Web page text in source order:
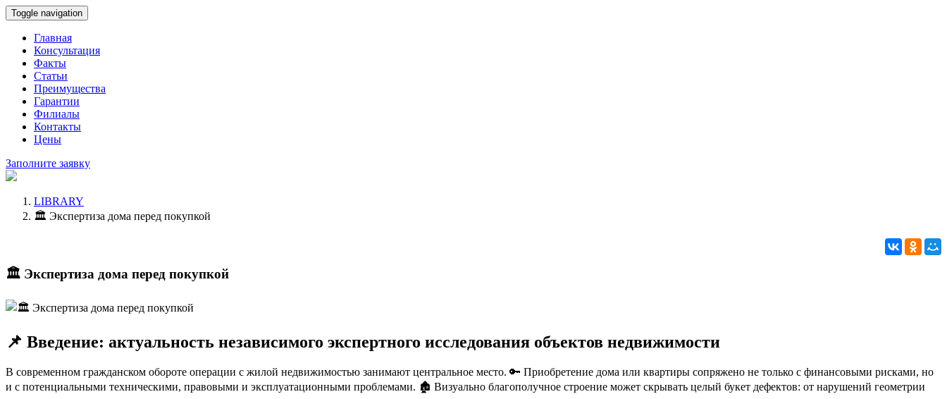
Toggle navigation
Главная
Консультация
Факты
Статьи
Преимущества
Гарантии
Филиалы
Контакты
Цены
Заполните заявку
LIBRARY
🏛 Экспертиза дома перед покупкой
🏛 Экспертиза дома перед покупкой
📌 Введение: актуальность независимого экспертного исследования объектов недвижимости
В современном гражданском обороте операции с жилой недвижимостью занимают центральное место. 🔑 Приобретение дома или квартиры сопряжено не только с финансовыми рисками, но
и с потенциальными техническими, правовыми и эксплуатационными проблемами. 🏚️ Визуально благополучное строение может скрывать целый букет дефектов: от нарушений геометрии